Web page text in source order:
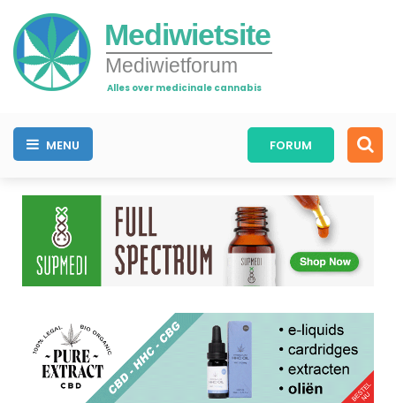
Mediwietsite
Mediwietforum
Alles over medicinale cannabis
MENU FORUM